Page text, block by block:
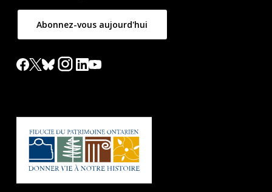
Abonnez-vous aujourd'hui